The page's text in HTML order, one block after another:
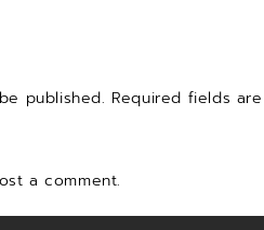
published. Required fields are
a comment.